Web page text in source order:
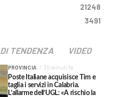
21248
3491
DI TENDENZA VIDEO
PROVINCIA 30 minuti fa
Poste Italiane acquisisce Tim e
taglia i servizi in Calabria.
L’allarme dell’UGL: «A rischio la